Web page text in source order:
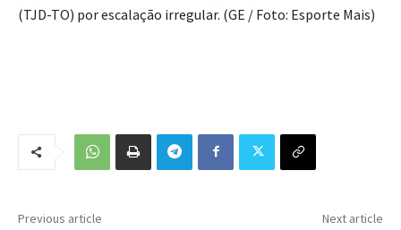
(TJD-TO) por escalação irregular. (GE / Foto: Esporte Mais)
Previous article Next article